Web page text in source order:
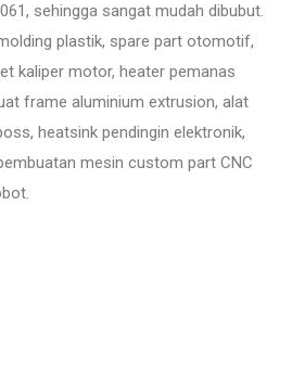
sehingga sangat mudah dibubut.
plastik, spare part otomotif,
kaliper motor, heater pemanas
frame aluminium extrusion, alat
heatsink pendingin elektronik,
mesin custom part CNC